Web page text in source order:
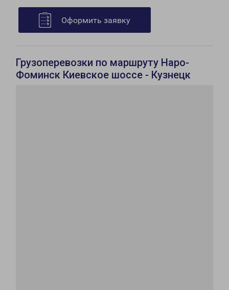
Оформить заявку
Грузоперевозки по маршруту Наро-
Фоминск Киевское шоссе - Кузнецк